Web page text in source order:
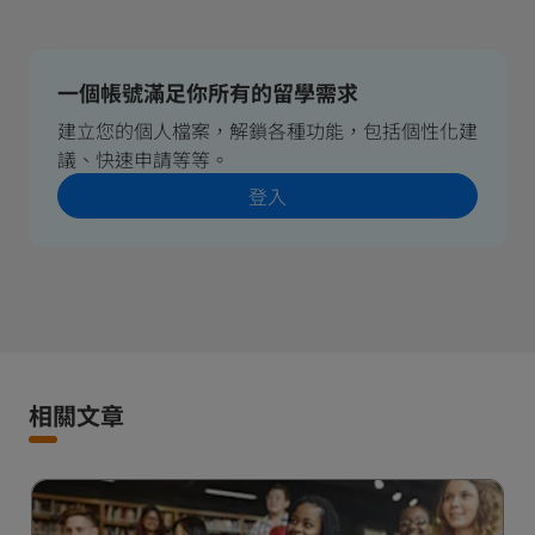
一個帳號滿足你所有的留學需求
建立您的個人檔案，解鎖各種功能，包括個性化建
議、快速申請等等。
登入
相關文章